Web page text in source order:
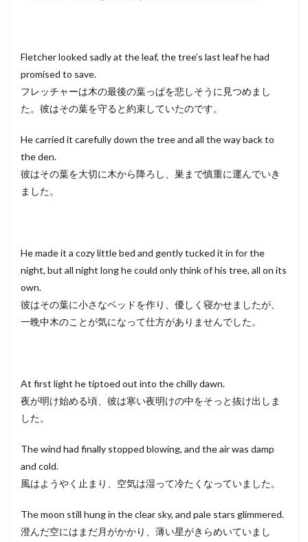
Fletcher looked sadly at the leaf, the tree’s last leaf he had
promised to save.
フレッチャーは木の最後の葉っぱを悲しそうに見つめまし
た。彼はその葉を守ると約束していたのです。
He carried it carefully down the tree and all the way back to
the den.
彼はその葉を大切に木から降ろし、巣まで慎重に運んでいき
ました。
He made it a cozy little bed and gently tucked it in for the
night, but all night long he could only think of his tree, all on its
own.
彼はその葉に小さなベッドを作り、優しく寝かせましたが、
一晩中木のことが気になって仕方がありませんでした。
At first light he tiptoed out into the chilly dawn.
夜が明け始める頃、彼は寒い夜明けの中をそっと抜け出しま
した。
The wind had finally stopped blowing, and the air was damp
and cold.
風はようやく止まり、空気は湿って冷たくなっていました。
The moon still hung in the clear sky, and pale stars glimmered.
澄んだ空にはまだ月がかかり、薄い星がきらめいていまし